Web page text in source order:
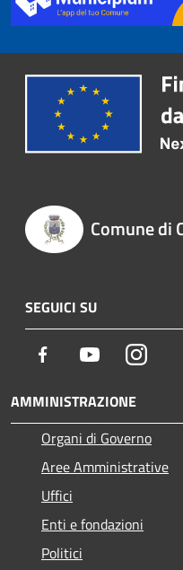
Comune di
SEGUICI SU
Facebook Youtube
AMMINISTRAZIONE
Organi di Governo
Aree Amministrative
Uffici
Enti e fondazioni
Politici